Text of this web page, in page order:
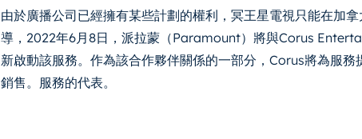
由於廣播公司已經擁有某些計劃的權利，冥王星電視只能在加
導，2022年6月8日，派拉蒙（Paramount）將與Corus
新啟動該服務。作為該合作夥伴關係的一部分，Corus將為服
銷售。服務的代表。